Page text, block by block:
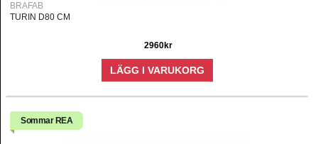
BRAFAB
TURIN D80 CM
2960kr
LÄGG I VARUKORG
Sommar REA